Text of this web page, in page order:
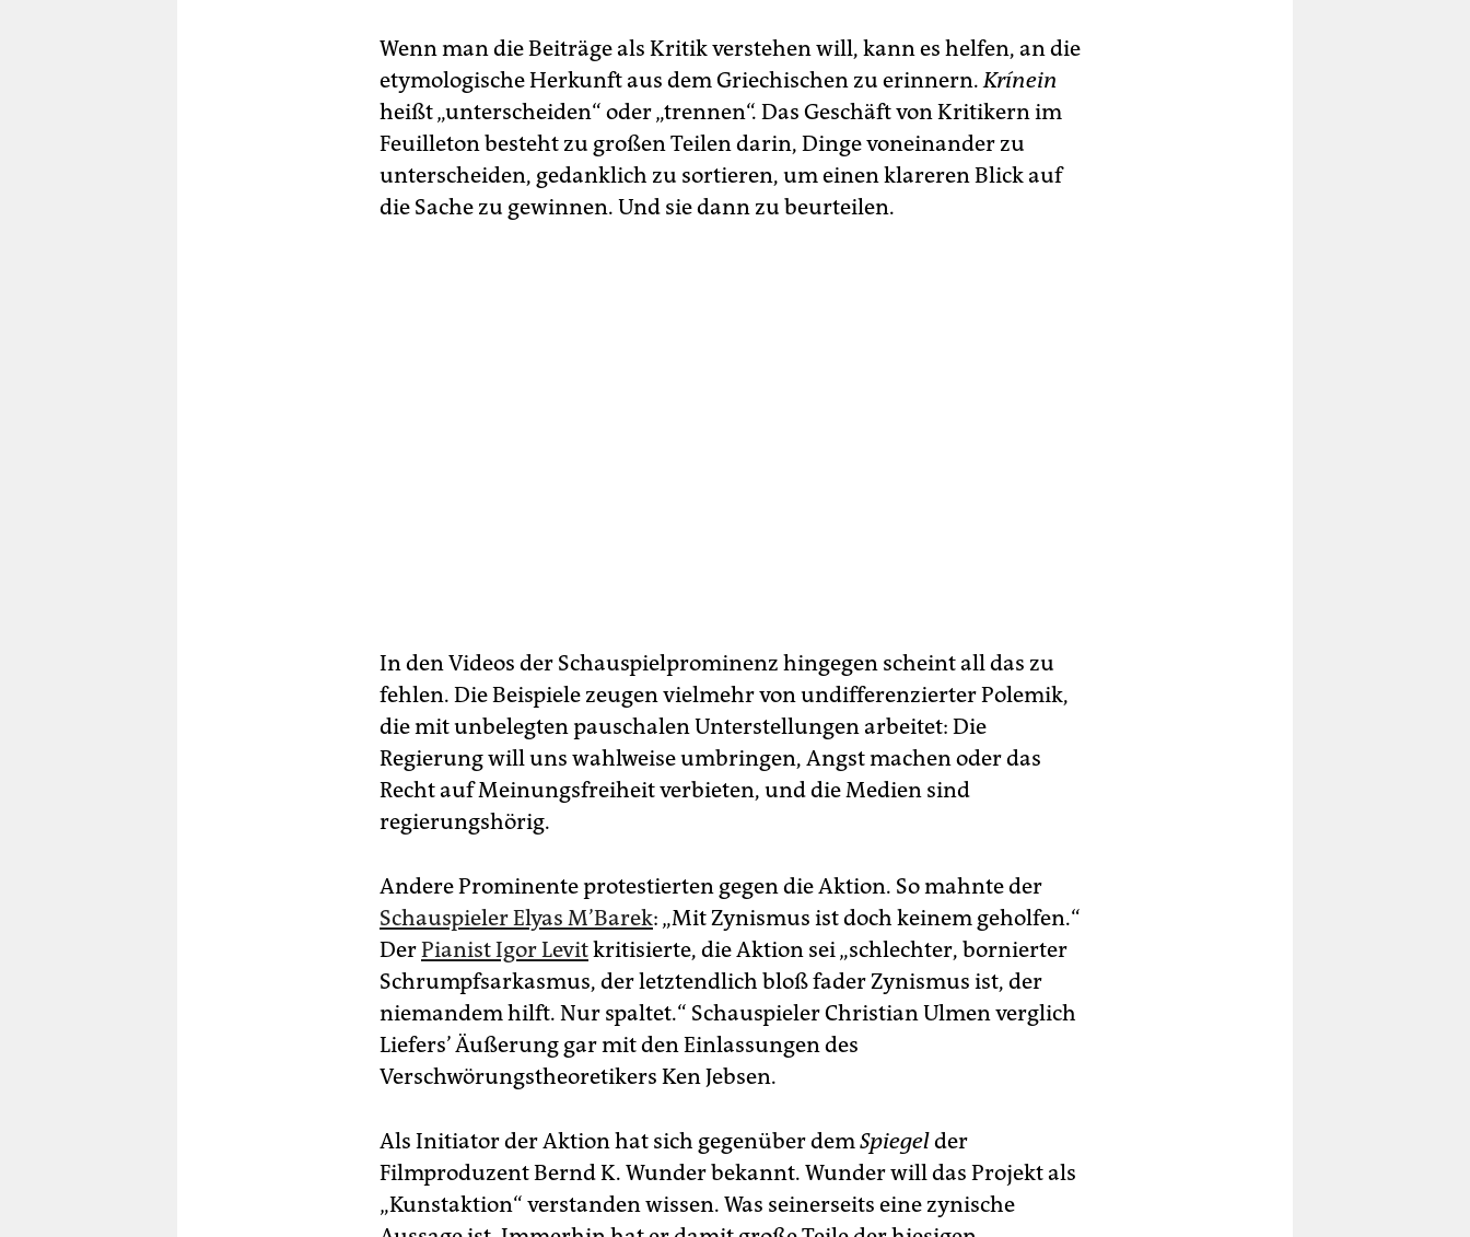
Wenn man die Beiträge als ­Kritik verstehen will, kann es helfen, an die
etymologische Herkunft aus dem Griechischen zu erinnern.Krínein
heißt „unterscheiden“ oder „trennen“. Das Geschäft von Kritikern im
Feuilleton besteht zu großen Teilen darin, Dinge voneinander zu
unterscheiden, gedanklich zu sortieren, um einen klareren Blick auf
die Sache zu gewinnen. Und sie dann zu ­beurteilen.
In den Videos der Schauspielprominenz hingegen scheint all das zu
fehlen. Die Beispiele zeugen vielmehr von undifferenzierter Polemik,
die mit unbelegten pauschalen Unterstellungen arbeitet: Die
Regierung will uns wahlweise umbringen, Angst machen oder das
Recht auf Meinungsfreiheit verbieten, und die Medien sind
regierungshörig.
Andere Prominente protestierten gegen die Aktion. So mahnte der
Schauspieler ­Elyas M’Barek: „Mit Zynismus ist doch keinem geholfen.“
DerPianist Igor Levitkritisierte, die Aktion sei „schlechter, bornierter
Schrumpfsarkasmus, der letztendlich bloß fader Zynismus ist, der
niemandem hilft. Nur spaltet.“ Schauspieler Christian Ulmen verglich
Liefers’ Äußerung gar mit den Einlassungen des
Verschwörungstheoretikers Ken Jebsen.
Als Initiator der Aktion hat sich gegenüber demSpiegelder
Filmproduzent Bernd K. Wunder bekannt. Wunder will das Projekt als
„Kunstaktion“ verstanden wissen. Was seinerseits eine zynische